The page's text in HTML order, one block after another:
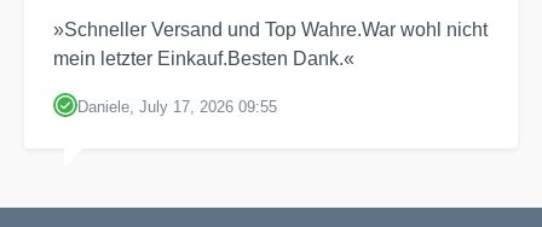
»Schneller Versand und Top Wahre.War wohl nicht
mein letzter Einkauf.Besten Dank.«
Daniele, July 17, 2026 09:55